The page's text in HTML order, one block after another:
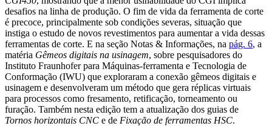
desafios na linha de produção. O fim de vida da ferramenta de corte
é precoce, principalmente sob condições severas, situação que
instiga o estudo de novos revestimentos para aumentar a vida dessas
ferramentas de corte. E na seção Notas & Informações, na pág. 6, a
matéria Gêmeos digitais na usinagem, sobre pesquisadores do
Instituto Fraunhofer para Máquinas-ferramenta e Tecnologia de
Conformação (IWU) que exploraram a conexão gêmeos digitais e
usinagem e desenvolveram um método que gera réplicas virtuais
para processos como fresamento, retificação, torneamento ou
furação. Também nesta edição tem a atualização dos guias de
Tornos horizontais CNC e de Fixação de ferramentas HSC.